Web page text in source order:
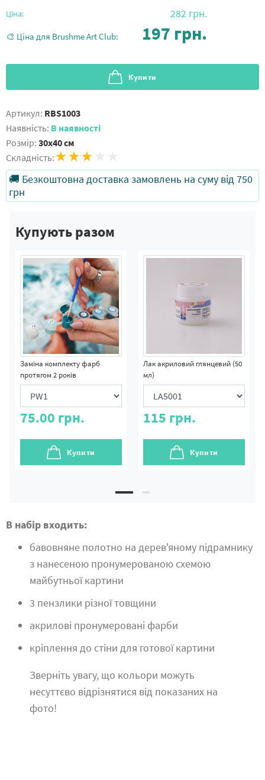
Ціна: 282 грн.
🎨 Ціна для Brushme Art Club: 197 грн.
Купити
Артикул: RBS1003
Наявність: В наявності
Розмір: 30x40 см
Складність:
🚚 Безкоштовна доставка замовлень на суму від 750
грн
Купують разом
Заміна комплекту фарб
протягом 2 років
75.00 грн.
Купити
Лак акриловий глянцевий (50
мл)
115 грн.
Купити
В набір входить:
бавовняне полотно на дерев'яному підрамнику
з нанесеною пронумерованою схемою
майбутньої картини
3 пензлики різної товщини
акрилові пронумеровані фарби
кріплення до стіни для готової картини
Зверніть увагу, що кольори можуть
несуттєво відрізнятися від показаних на
фото!